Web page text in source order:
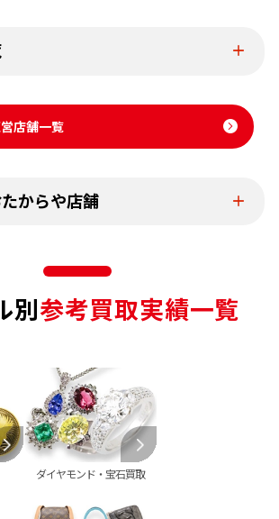
店舗一覧
からや店舗
別参考買取実績一覧
ダイヤモンド・宝石買取